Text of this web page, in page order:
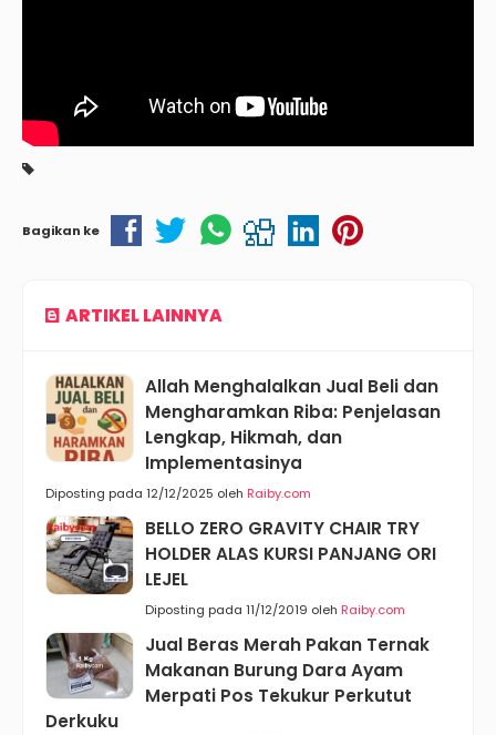
Bagikan ke
ARTIKEL LAINNYA
Allah Menghalalkan Jual Beli dan
Mengharamkan Riba: Penjelasan
Lengkap, Hikmah, dan
Implementasinya
Diposting pada 12/12/2025 oleh Raiby.com
BELLO ZERO GRAVITY CHAIR TRY
HOLDER ALAS KURSI PANJANG ORI
LEJEL
Diposting pada 11/12/2019 oleh Raiby.com
Jual Beras Merah Pakan Ternak
Makanan Burung Dara Ayam
Merpati Pos Tekukur Perkutut
Derkuku